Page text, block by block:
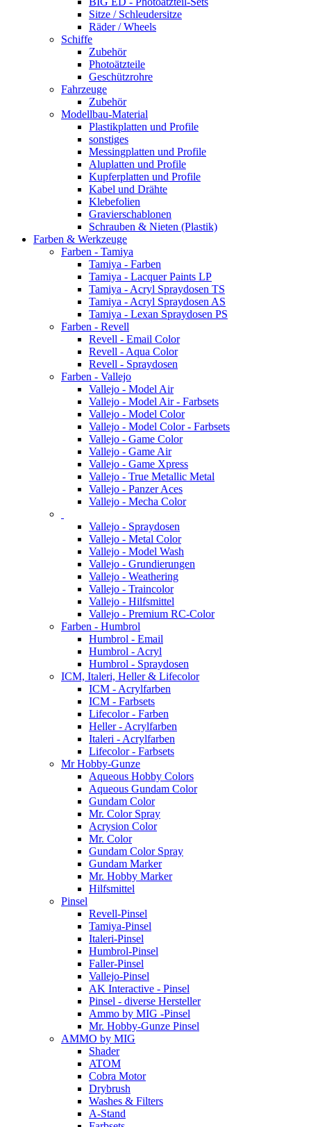
Sitze / Schleudersitze
Räder / Wheels
Schiffe
Zubehör
Photoätzteile
Geschützrohre
Fahrzeuge
Zubehör
Modellbau-Material
Plastikplatten und Profile
sonstiges
Messingplatten und Profile
Aluplatten und Profile
Kupferplatten und Profile
Kabel und Drähte
Klebefolien
Gravierschablonen
Schrauben & Nieten (Plastik)
Farben & Werkzeuge
Farben - Tamiya
Tamiya - Farben
Tamiya - Lacquer Paints LP
Tamiya - Acryl Spraydosen TS
Tamiya - Acryl Spraydosen AS
Tamiya - Lexan Spraydosen PS
Farben - Revell
Revell - Email Color
Revell - Aqua Color
Revell - Spraydosen
Farben - Vallejo
Vallejo - Model Air
Vallejo - Model Air - Farbsets
Vallejo - Model Color
Vallejo - Model Color - Farbsets
Vallejo - Game Color
Vallejo - Game Air
Vallejo - Game Xpress
Vallejo - True Metallic Metal
Vallejo - Panzer Aces
Vallejo - Mecha Color
Vallejo - Spraydosen
Vallejo - Metal Color
Vallejo - Model Wash
Vallejo - Grundierungen
Vallejo - Weathering
Vallejo - Traincolor
Vallejo - Hilfsmittel
Vallejo - Premium RC-Color
Farben - Humbrol
Humbrol - Email
Humbrol - Acryl
Humbrol - Spraydosen
ICM, Italeri, Heller & Lifecolor
ICM - Acrylfarben
ICM - Farbsets
Lifecolor - Farben
Heller - Acrylfarben
Italeri - Acrylfarben
Lifecolor - Farbsets
Mr Hobby-Gunze
Aqueous Hobby Colors
Aqueous Gundam Color
Gundam Color
Mr. Color Spray
Acrysion Color
Mr. Color
Gundam Color Spray
Gundam Marker
Mr. Hobby Marker
Hilfsmittel
Pinsel
Revell-Pinsel
Tamiya-Pinsel
Italeri-Pinsel
Humbrol-Pinsel
Faller-Pinsel
Vallejo-Pinsel
AK Interactive - Pinsel
Pinsel - diverse Hersteller
Ammo by MIG -Pinsel
Mr. Hobby-Gunze Pinsel
AMMO by MIG
Shader
ATOM
Cobra Motor
Drybrush
Washes & Filters
A-Stand